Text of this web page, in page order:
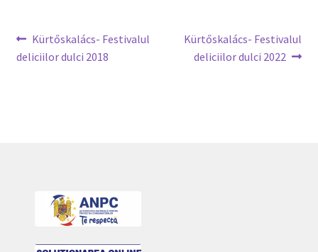
Navigare
în
Articolul
anterior:
Kürtőskalács- Festivalul
deliciilor dulci 2018
Articolul
următor:
Kürtőskalács- Festivalul
deliciilor dulci 2022